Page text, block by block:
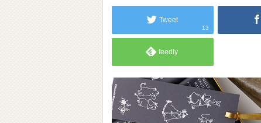
Tweet
13
feedly